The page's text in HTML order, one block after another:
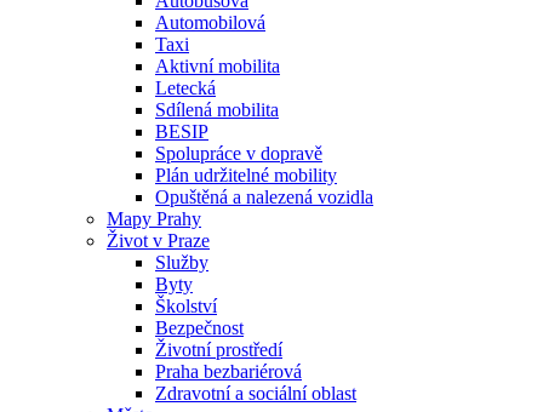
Automobilová
Taxi
Aktivní mobilita
Letecká
Sdílená mobilita
BESIP
Spolupráce v dopravě
Plán udržitelné mobility
Opuštěná a nalezená vozidla
Mapy Prahy
Život v Praze
Služby
Byty
Školství
Bezpečnost
Životní prostředí
Praha bezbariérová
Zdravotní a sociální oblast